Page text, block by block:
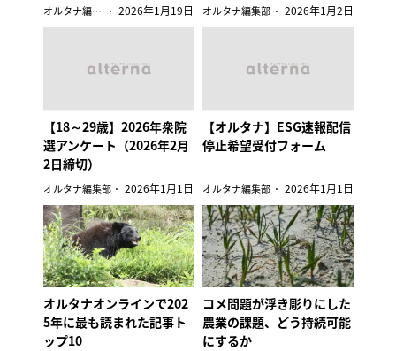
オルタナ編集部 2026年1月19日 オルタナ編集部 2026年1月2日
【18～29歳】2026年衆院
選アンケート（2026年2月
2日締切）
オルタナ編集部 2026年1月1日
【オルタナ】ESG速報配信
停止希望受付フォーム
オルタナ編集部 2026年1月1日
オルタナオンラインで202
5年に最も読まれた記事ト
ップ10
コメ問題が浮き彫りにした
農業の課題、どう持続可能
にするか